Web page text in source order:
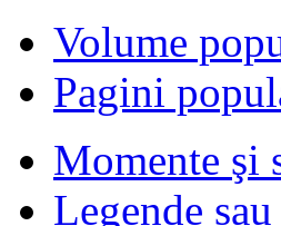
Volume
Pagini
Momente şi
Legende